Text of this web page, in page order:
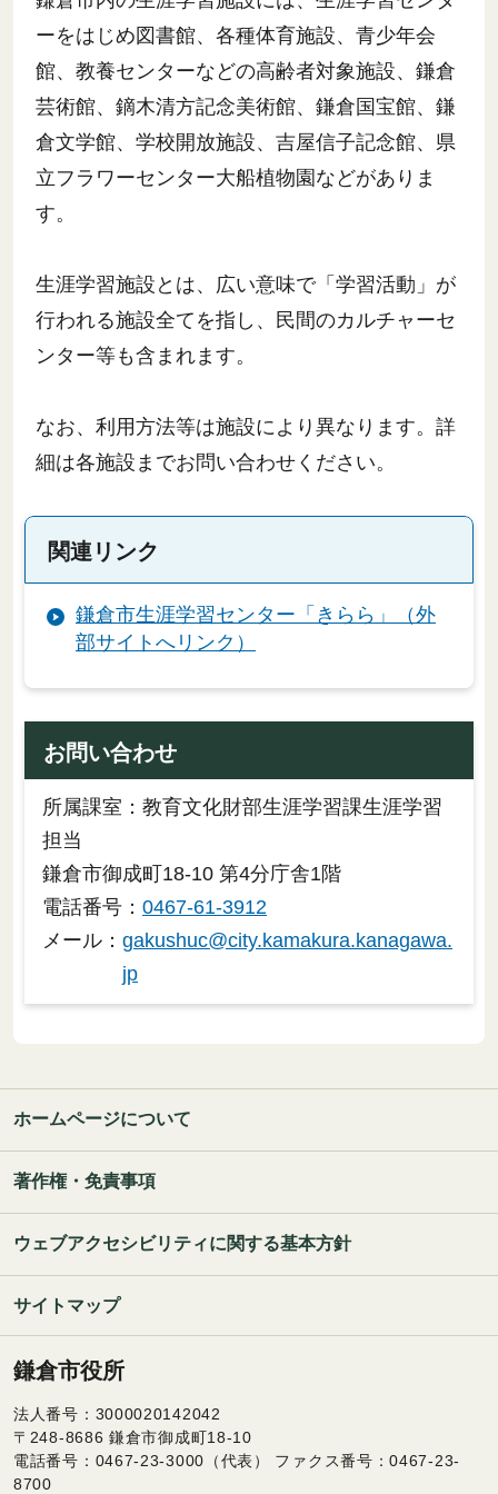
ーをはじめ図書館、各種体育施設、青少年会
館、教養センターなどの高齢者対象施設、鎌倉
芸術館、鏑木清方記念美術館、鎌倉国宝館、鎌
倉文学館、学校開放施設、吉屋信子記念館、県
立フラワーセンター大船植物園などがありま
す。
生涯学習施設とは、広い意味で「学習活動」が
行われる施設全てを指し、民間のカルチャーセ
ンター等も含まれます。
なお、利用方法等は施設により異なります。詳
細は各施設までお問い合わせください。
関連リンク
鎌倉市生涯学習センター「きらら」（外
部サイトへリンク）
お問い合わせ
所属課室：教育文化財部生涯学習課生涯学習
担当
鎌倉市御成町18-10 第4分庁舎1階
電話番号： 0467-61-3912
メール： gakushuc@city.kamakura.kanagawa.
jp
ホームページについて
著作権・免責事項
ウェブアクセシビリティに関する基本方針
サイトマップ
鎌倉市役所
法人番号：3000020142042
〒248-8686 鎌倉市御成町18-10
電話番号：0467-23-3000（代表） ファクス番号：0467-23-
8700